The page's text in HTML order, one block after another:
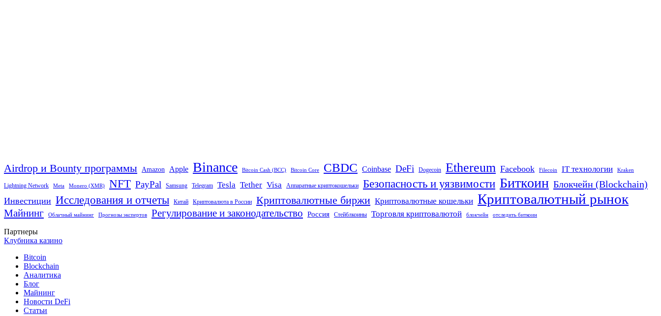
Airdrop и Bounty программы Amazon Apple Binance Bitcoin Cash (BCC) Bitcoin Core CBDC Coinbase DeFi Dogecoin Ethereum Facebook Filecoin IT технологии Kraken
Lightning Network Meta Monero (XMR) NFT PayPal Samsung Telegram Tesla Tether Visa Аппаратные криптокошельки Безопасность и уязвимости Биткоин Блокчейн (Blockchain)
Инвестиции Исследования и отчеты Китай Криптовалюта в России Криптовалютные биржи Криптовалютные кошельки Криптовалютный рынок
Майнинг Облачный майнинг Прогнозы экспертов Регулирование и законодательство Россия Стейблкоины Торговля криптовалютой блокчейн отследить биткоин
Партнеры
Клубника казино
Bitcoin
Blockchain
Аналитика
Блог
Майнинг
Новости DeFi
Статьи